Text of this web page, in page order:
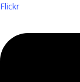
Flickr